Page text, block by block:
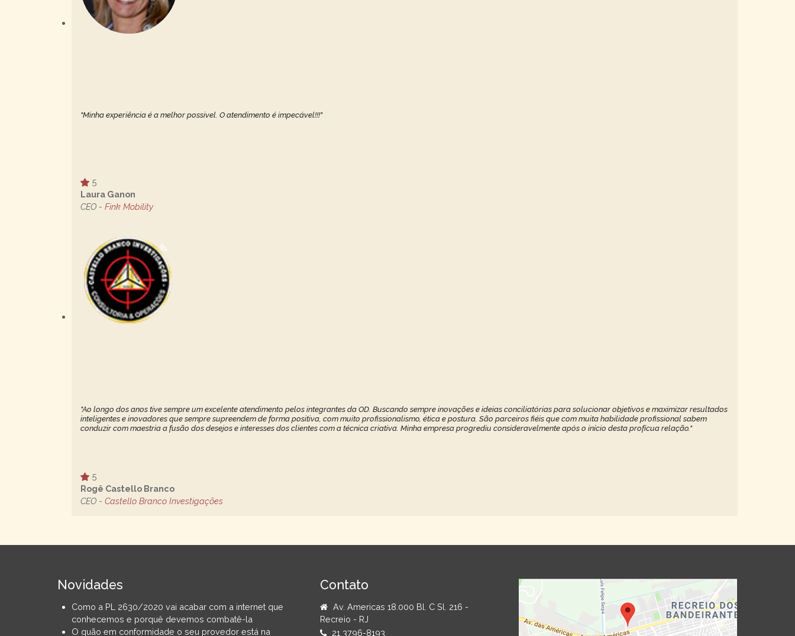
"Minha experiência é a melhor possivel. O atendimento é impecável!!!"
5
Laura Ganon
CEO - Fink Mobility
"Ao longo dos anos tive sempre um excelente atendimento pelos integrantes da OD. Buscando sempre inovações e ideias conciliatórias para solucionar objetivos e maximizar resultados
inteligentes e inovadores que sempre supreendem de forma positiva, com muito profissionalismo, ética e postura. São parceiros fiéis que com muita habilidade profissional sabem
conduzir com maestria a fusão dos desejos e interesses dos clientes com a técnica criativa. Minha empresa progrediu consideravelmente após o início desta profícua relação."
5
Rogê Castello Branco
CEO - Castello Branco Investigações
Novidades
Como a PL 2630/2020 vai acabar com a internet que
conhecemos e porquê devemos combatê-la
O quão em conformidade o seu provedor está na
Contato
Av. Americas 18.000 Bl. C Sl. 216 -
Recreio - RJ
21 3796-8193